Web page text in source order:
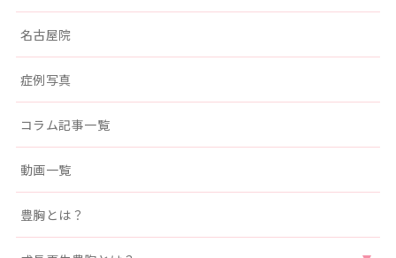
名古屋院
症例写真
コラム記事一覧
動画一覧
豊胸とは？